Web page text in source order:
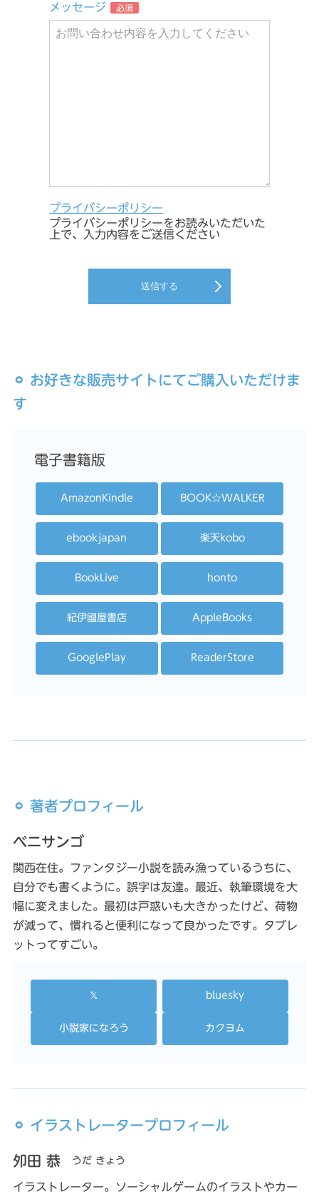
⚪︎ 著者プロフィール
ベニサンゴ
関西在住。ファンタジー小説を読み漁っているうちに、
自分でも書くように。誤字は友達。最近、執筆環境を大
幅に変えました。最初は戸惑いも大きかったけど、荷物
が減って、慣れると便利になって良かったです。タブレ
ットってすごい。
𝕏 bluesky
小説家になろう カクヨム
⚪︎ イラストレータープロフィール
夘田 恭 うだ きょう
イラストレーター。ソーシャルゲームのイラストやカー
⚪︎ お好きな販売サイトにてご購入いただけま
す
電子書籍版
AmazonKindle BOOK☆WALKER
ebookjapan 楽天kobo
BookLive honto
紀伊國屋書店 AppleBooks
GooglePlay ReaderStore
メッセージ 必須
プライバシーポリシー
プライバシーポリシーをお読みいただいた
上で、入力内容をご送信ください
送信する